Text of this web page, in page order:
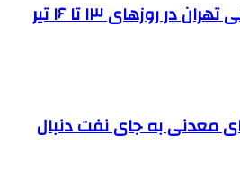
اتحادیه های صنفی تهران در روزهای ۱۳ تا ۱۶ تیر
معدنی به جای نفت دنبال